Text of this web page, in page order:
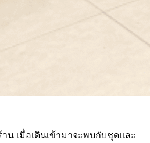
น เมื่อเดินเข้ามาจะพบกับชุดและ